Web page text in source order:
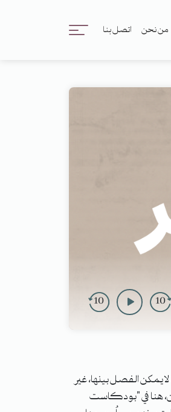
من نحن اتصل بنا
10 10
يمكن الفصل بينها، غير
هنا في "بودكاست